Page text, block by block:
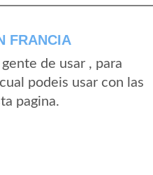
FRANCIA
de usar , para
podeis usar con las
pagina.